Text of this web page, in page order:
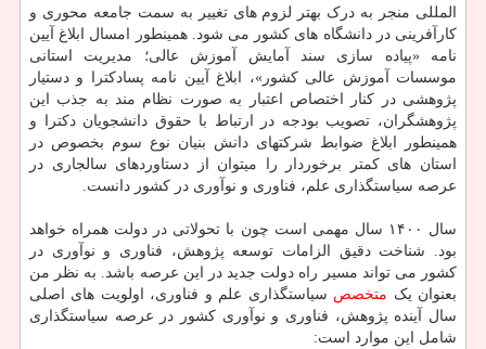
المللی منجر به درک بهتر لزوم های تغییر به سمت جامعه محوری و
کارآفرینی در دانشگاه های کشور می شود. همینطور امسال ابلاغ آیین
نامه «پیاده سازی سند آمایش آموزش عالی؛ مدیریت استانی
موسسات آموزش عالی کشور»، ابلاغ آیین نامه پسادکترا و دستیار
پژوهشی در کنار اختصاص اعتبار به صورت نظام مند به جذب این
پژوهشگران، تصویب بودجه در ارتباط با حقوق دانشجویان دکترا و
همینطور ابلاغ ضوابط شرکتهای دانش بنیان نوع سوم بخصوص در
استان های کمتر برخوردار را میتوان از دستاوردهای سالجاری در
عرصه سیاستگذاری علم، فناوری و نوآوری در کشور دانست.
سال ۱۴۰۰ سال مهمی است چون با تحولاتی در دولت همراه خواهد
بود. شناخت دقیق الزامات توسعه پژوهش، فناوری و نوآوری در
کشور می تواند مسیر راه دولت جدید در این عرصه باشد. به نظر من
بعنوان یک متخصص سیاستگذاری علم و فناوری، اولویت های اصلی
سال آینده پژوهش، فناوری و نوآوری کشور در عرصه سیاستگذاری
شامل این موارد است: